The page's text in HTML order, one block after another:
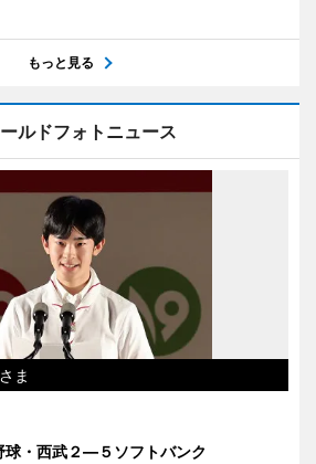
もっと見る
ルドフォトニュース
ま
球・西武２―５ソフトバンク